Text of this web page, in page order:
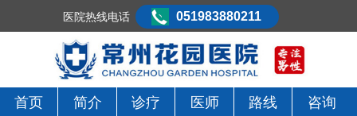
首页 简介 诊疗 医师 路线 咨询
医院热线电话 051983880211